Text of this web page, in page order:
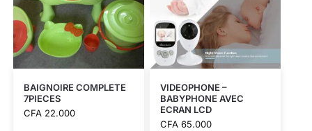
BAIGNOIRE COMPLETE
7PIECES
CFA22.000
VIDEOPHONE –
BABYPHONE AVEC
ECRAN LCD
CFA65.000